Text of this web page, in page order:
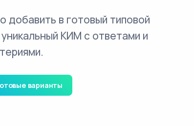
в готовый типовой
КИМ с ответами и
варианты